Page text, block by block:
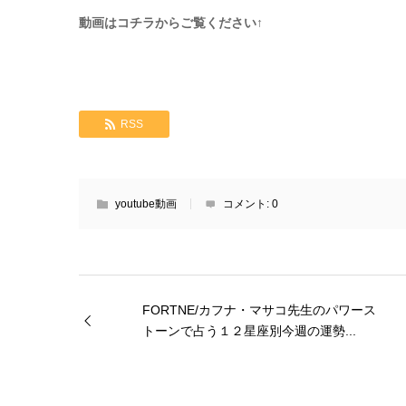
動画はコチラからご覧ください↑
RSS
youtube動画 コメント: 0
FORTNE/カフナ・マサコ先生のパワース
トーンで占う１２星座別今週の運勢...